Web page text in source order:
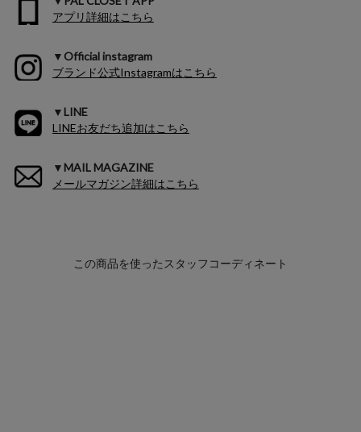
アプリ詳細はこちら
▼Official instagram
ブランド公式Instagramはこちら
▼LINE
LINEお友だち追加はこちら
▼MAIL MAGAZINE
メールマガジン詳細はこちら